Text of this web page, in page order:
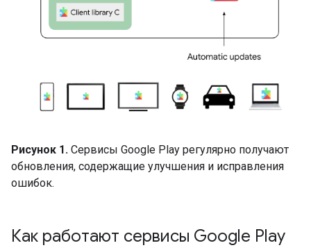
Рисунок 1. Сервисы Google Play регулярно получают
обновления, содержащие улучшения и исправления
ошибок.
Как работают сервисы Google Play